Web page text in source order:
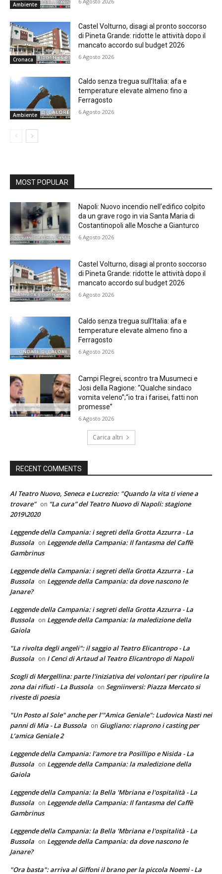
Ambiente
Cronaca
Castel Volturno, disagi al pronto soccorso
di Pineta Grande: ridotte le attività dopo il
mancato accordo sul budget 2026
6 Agosto 2026
Ambiente
Caldo senza tregua sull’Italia: afa e
temperature elevate almeno fino a
Ferragosto
6 Agosto 2026
MOST POPULAR
Napoli: Nuovo incendio nell’edifico colpito
da un grave rogo in via Santa Maria di
Costantinopoli alle Mosche a Gianturco
6 Agosto 2026
Castel Volturno, disagi al pronto soccorso
di Pineta Grande: ridotte le attività dopo il
mancato accordo sul budget 2026
6 Agosto 2026
Caldo senza tregua sull’Italia: afa e
temperature elevate almeno fino a
Ferragosto
6 Agosto 2026
Campi Flegrei, scontro tra Musumeci e
Josi della Ragione: “Qualche sindaco
vomita veleno”;“io tra i farisei, fatti non
promesse”
6 Agosto 2026
Carica altri
RECENT COMMENTS
Al Teatro Nuovo, Seneca e Lucrezio: "Quando la vita ti viene a
trovare" on “La cura” del Teatro Nuovo di Napoli: stagione
2019\2020
Leggende della Campania: i segreti della Grotta Azzurra - La
Bussola on Leggende della Campania: Il fantasma del Caffè
Gambrinus
Leggende della Campania: i segreti della Grotta Azzurra - La
Bussola on Leggende della Campania: da dove nascono le
Janare?
Leggende della Campania: i segreti della Grotta Azzurra - La
Bussola on Leggende della Campania: la maledizione della
Gaiola
"La rivolta degli angeli": il saggio al Teatro Elicantropo - La
Bussola on I Cenci di Artaud al Teatro Elicantropo di Napoli
Scogli di Mergellina: parte l'iniziativa dei volontari per ripulire la
zona dai rifiuti - La Bussola on Segniinversi: Piazza Mercato si
riveste di poesia
"Un Posto al Sole" anche per l’"Amica Geniale": Ludovica Nasti nei
panni di Mia - La Bussola on Giugliano: riaprono i casting per
L’amica Geniale 2
Leggende della Campania: l'amore tra Posillipo e Nisida - La
Bussola on Leggende della Campania: la maledizione della
Gaiola
Leggende della Campania: la Bella 'Mbriana e l'ospitalità - La
Bussola on Leggende della Campania: Il fantasma del Caffè
Gambrinus
Leggende della Campania: la Bella 'Mbriana e l'ospitalità - La
Bussola on Leggende della Campania: da dove nascono le
Janare?
"Ora basta": arriva al Giffoni il brano per la piccola Noemi - La